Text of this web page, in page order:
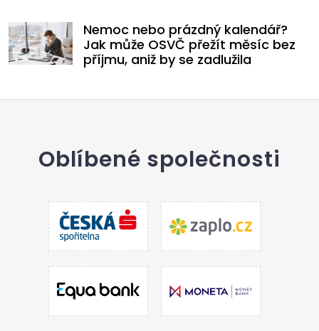
Nemoc nebo prázdný kalendář?
Jak může OSVČ přežít měsíc bez
příjmu, aniž by se zadlužila
Oblíbené společnosti